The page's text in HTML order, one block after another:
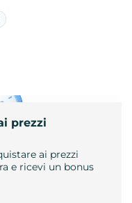
prezzi
ai prezzi
e ricevi un bonus